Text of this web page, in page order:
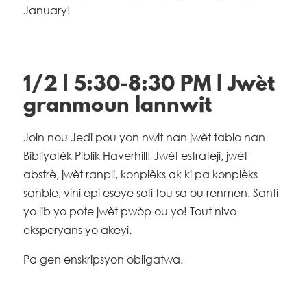
January!
1/2 | 5:30-8:30 PM | Jwèt
granmoun lannwit
Join nou Jedi pou yon nwit nan jwèt tablo nan
Bibliyotèk Piblik Haverhill! Jwèt estrateji, jwèt
abstrè, jwèt ranpli, konplèks ak ki pa konplèks
sanble, vini epi eseye soti tou sa ou renmen. Santi
yo lib yo pote jwèt pwòp ou yo! Tout nivo
eksperyans yo akeyi.
Pa gen enskripsyon obligatwa.